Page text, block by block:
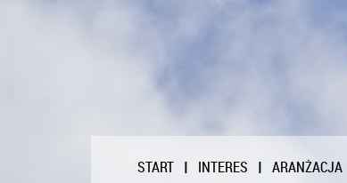
START INTERES ARANŻACJA